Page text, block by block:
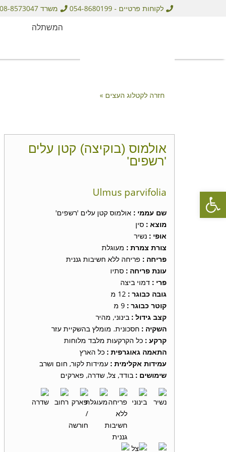
לקוחות פרטיים - 054-8680199 משרד 08-8573047
המשתלה
חזרה לקטלוג העצים »
אולמוס (בוקיצה) קטן עלים
'רשפים'
Ulmus parvifolia
שם עממי : אולמוס קטן עלים 'רשפים'
מוצא : סין
אופי : נשיר
צורת צמרת : מעוגלת
פריחה : פריחה ללא חשיבות גננית
עונת פריחה : סתיו
פרי : דמוי ביצה
גובה כבוגר :
קוטר כבוגר :
קצב גידול : בינוני, מהיר
השקיה : חסכונית. מומלץ בהשקיית עזר
קרקע : כל הקרקעות מלבד מלוחות
התאמה גאוגרפית : כל הארץ
עמידות אקלימית : עמידות לקור, חום ושרב
שימושים : בודד, צל, שדרה, פארקים
פתח סרגל נגישות